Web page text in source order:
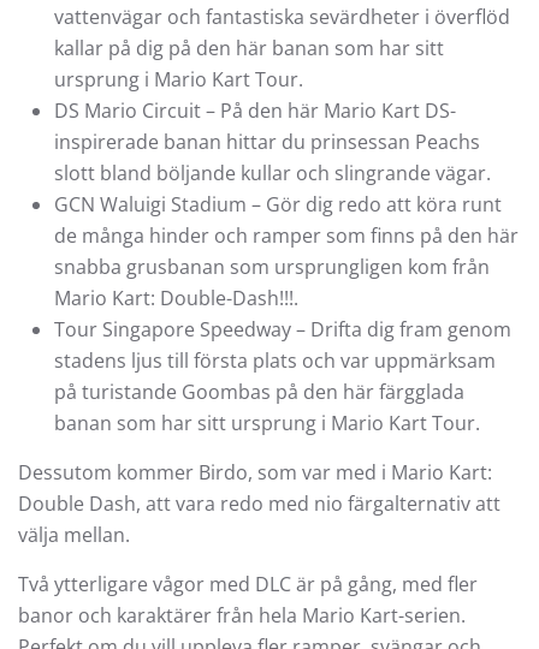
vattenvägar och fantastiska sevärdheter i överflöd
kallar på dig på den här banan som har sitt
ursprung i Mario Kart Tour.
DS Mario Circuit – På den här Mario Kart DS-
inspirerade banan hittar du prinsessan Peachs
slott bland böljande kullar och slingrande vägar.
GCN Waluigi Stadium – Gör dig redo att köra runt
de många hinder och ramper som finns på den här
snabba grusbanan som ursprungligen kom från
Mario Kart: Double-Dash!!!.
Tour Singapore Speedway – Drifta dig fram genom
stadens ljus till första plats och var uppmärksam
på turistande Goombas på den här färgglada
banan som har sitt ursprung i Mario Kart Tour.
Dessutom kommer Birdo, som var med i Mario Kart:
Double Dash, att vara redo med nio färgalternativ att
välja mellan.
Två ytterligare vågor med DLC är på gång, med fler
banor och karaktärer från hela Mario Kart-serien.